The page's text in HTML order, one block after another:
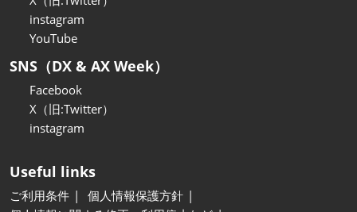
instagram
YouTube
SNS（DX & AX Week）
Facebook
X（旧:Twitter）
instagram
Useful links
ご利用条件
個人情報保護方針